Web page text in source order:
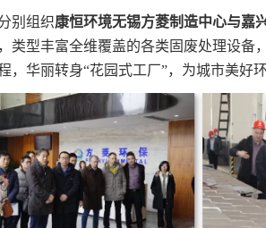
别组织康恒环境无锡方菱制造中心与嘉
类型丰富全维覆盖的各类固废处理设备
，华丽转身“花园式工厂”，为城市美好